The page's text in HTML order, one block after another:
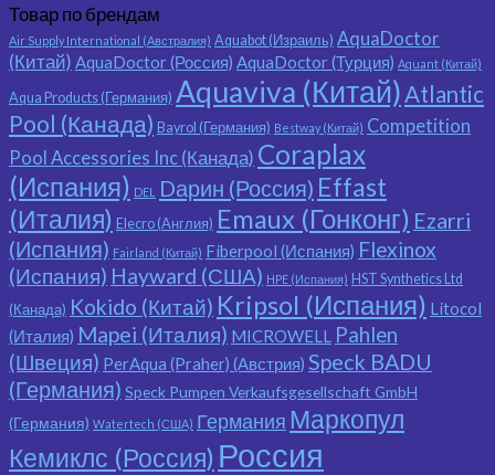
Товар по брендам
Air Supply International (Австралия) Aquabot (Израиль) AquaDoctor
(Китай) AquaDoctor (Россия) AquaDoctor (Турция) Aquant (Китай)
Aqua Products (Германия) Aquaviva (Китай) Atlantic
Pool (Канада) Bayrol (Германия) Bestway (Китай) Competition
Pool Accessories Inc (Канада) Coraplax
(Испания) DEL Dарин (Россия) Effast
(Италия) Elecro (Англия) Emaux (Гонконг) Ezarri
(Испания) Fairland (Китай) Fiberpool (Испания) Flexinox
(Испания) Hayward (США) HPE (Испания) HST Synthetics Ltd
(Канада) Kokido (Китай) Kripsol (Испания) Litocol
(Италия) Mapei (Италия) MICROWELL Pahlen
(Швеция) PerAqua (Praher) (Австрия) Speck BADU
(Германия) Speck Pumpen Verkaufsgesellschaft GmbH
(Германия) Watertech (США) Германия Маркопул
Кемиклс (Россия) Россия